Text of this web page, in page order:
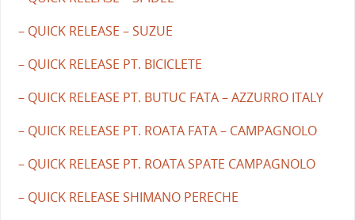
– QUICK RELEASE – SUZUE
– QUICK RELEASE PT. BICICLETE
– QUICK RELEASE PT. BUTUC FATA – AZZURRO ITALY
– QUICK RELEASE PT. ROATA FATA – CAMPAGNOLO
– QUICK RELEASE PT. ROATA SPATE CAMPAGNOLO
– QUICK RELEASE SHIMANO PERECHE